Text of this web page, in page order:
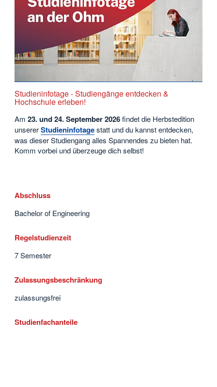
Studieninfotage - Studiengänge entdecken &
Hochschule erleben!
Am 23. und 24. September2026findet die Herbstedition
unsererStudieninfotagestatt und du kannst entdecken,
was dieser Studiengang alles Spannendes zu bieten hat.
Komm vorbei und überzeuge dich selbst!
Abschluss
Bachelor of Engineering
Regelstudienzeit
7 Semester
Zulassungsbeschränkung
zulassungsfrei
Studienfachanteile